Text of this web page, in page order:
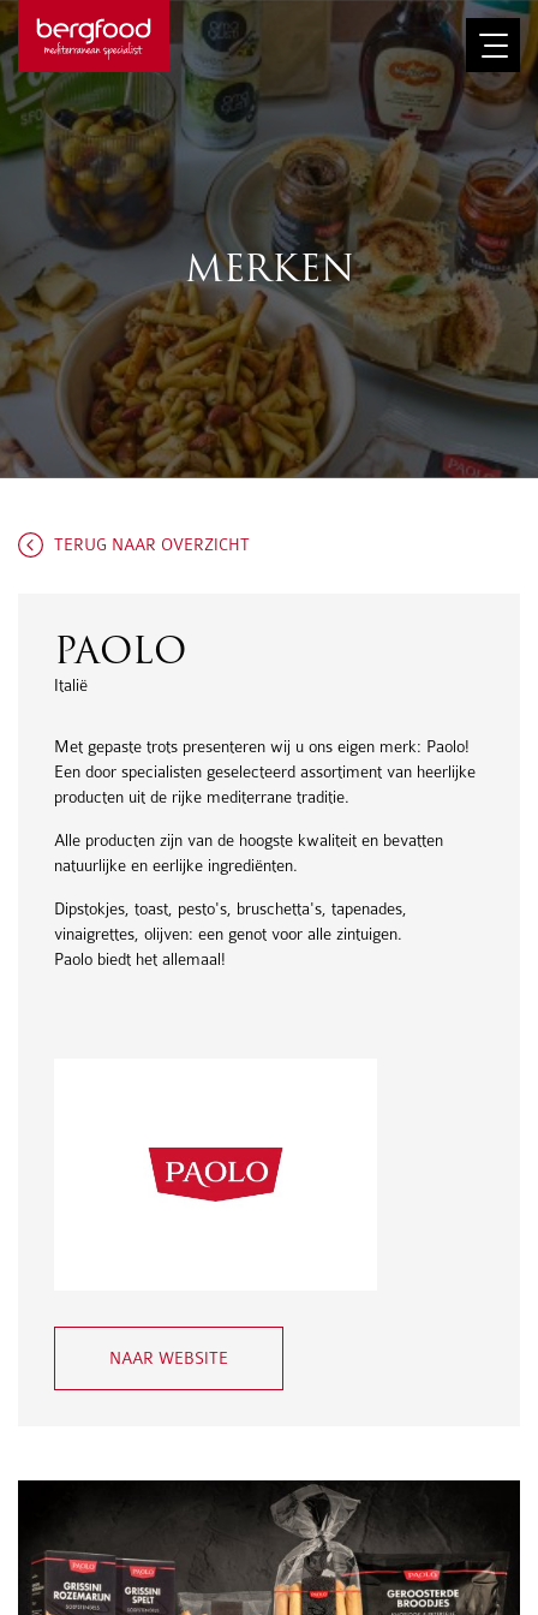
Afbeelding
MERKEN
TERUG NAAR OVERZICHT
PAOLO
Italië
Met gepaste trots presenteren wij u ons eigen merk: Paolo!
Een door specialisten geselecteerd assortiment van heerlijke
producten uit de rijke mediterrane traditie.
Alle producten zijn van de hoogste kwaliteit en bevatten
natuurlijke en eerlijke ingrediënten.
Dipstokjes, toast, pesto's, bruschetta's, tapenades,
vinaigrettes, olijven: een genot voor alle zintuigen.
Paolo biedt het allemaal!
NAAR WEBSITE